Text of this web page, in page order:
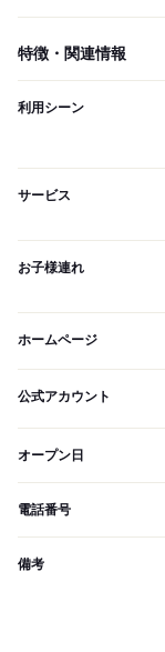
特徴・関連情報
利用シーン
サービス
お子様連れ
ホームページ
公式アカウント
オープン日
電話番号
備考